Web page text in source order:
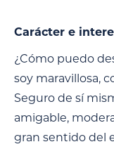
Carácter e
¿Cómo puedo
soy maravillosa,
Seguro de sí
amigable,
gran sentido del